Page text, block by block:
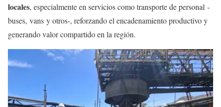
locales, especialmente en servicios como transporte de personal -
buses, vans y otros-, reforzando el encadenamiento productivo y
generando valor compartido en la región.